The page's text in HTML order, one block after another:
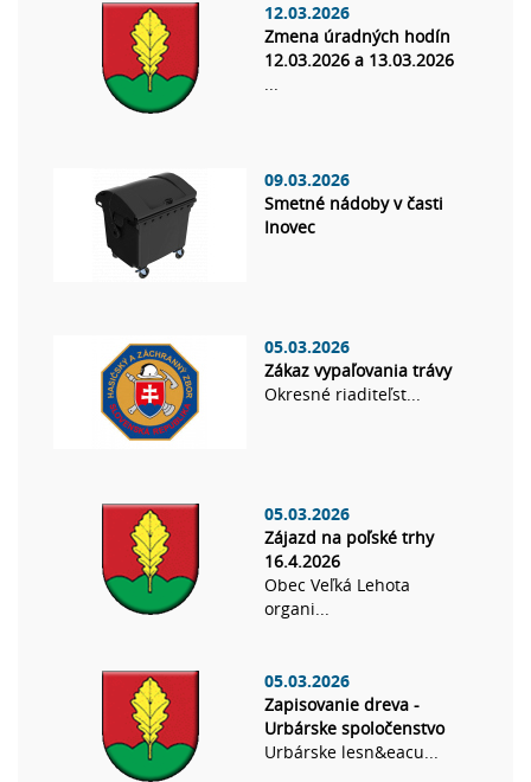
12.03.2026
Zmena úradných hodín
12.03.2026 a 13.03.2026
...
09.03.2026
Smetné nádoby v časti
Inovec
05.03.2026
Zákaz vypaľovania trávy
Okresné riaditeľst...
05.03.2026
Zájazd na poľské trhy
16.4.2026
Obec Veľká Lehota
organi...
05.03.2026
Zapisovanie dreva -
Urbárske spoločenstvo
Urbárske lesn&eacu...